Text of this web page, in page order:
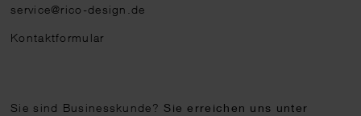
service@rico-design.de
Kontaktformular
Sie sind Businesskunde?Sie erreichen uns unter